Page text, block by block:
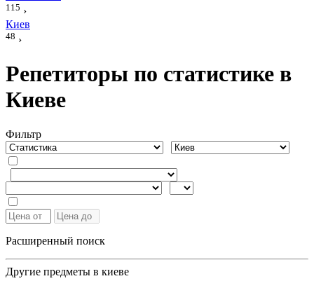
115 ›
Киев
48 ›
Репетиторы по статистике в
Киеве
Фильтр
Расширенный поиск
Другие предметы в киеве